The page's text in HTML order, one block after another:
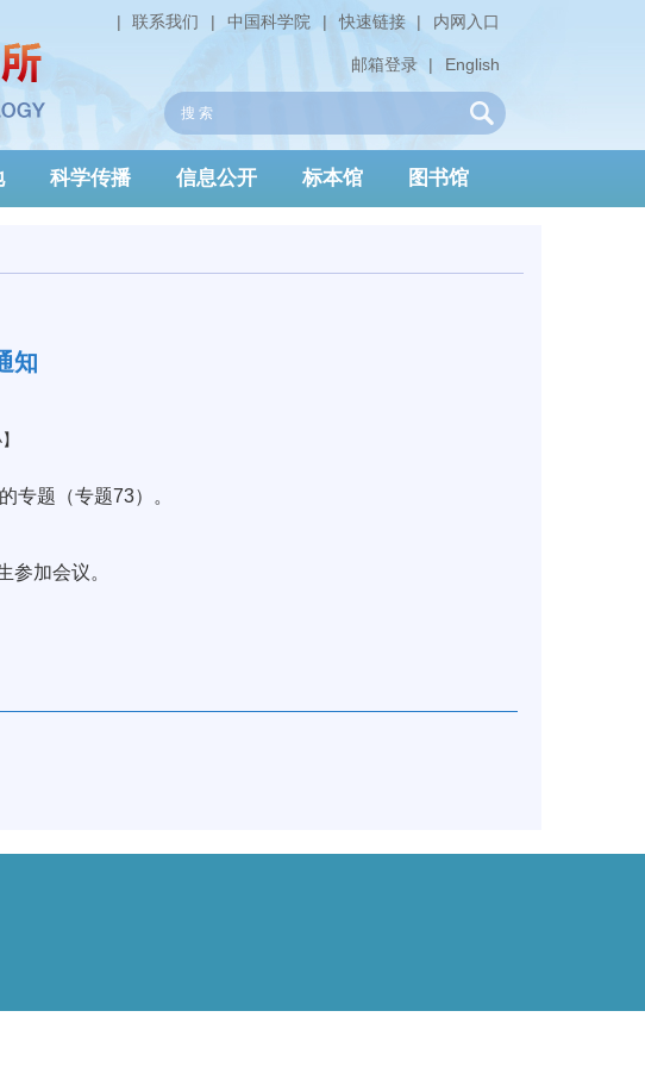
内网入口
|
快速链接
|
中国科学院
|
联系我们
|
English
|
邮箱登录
科学传播 信息公开 标本馆 图书馆
知
】
专题（专题73）。
加会议。